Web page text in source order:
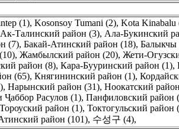
(1), Kosonsoy Tumani (2), Kota Kinabalu
Ак-Талинский район (3), Ала-Букинский
(7), Бакай-Атинский район (18), Балыкчы
, Жамбылский район (20), Жети-
район (8), Кара-Бууринский район (1),
(65), Княгининский район (1),
, Нарынский район (31), Ноокатский
Ҷаббор Расулов (1), Панфиловский район
район (1), Токтогульский район
район (101), 수성구 (4),